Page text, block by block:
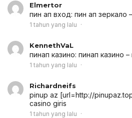
Elmertor
пин ап вход: пин ап зеркало
1 tahun yang lalu
KennethVaL
пинап казино: пинап казино –
1 tahun yang lalu
Richardneifs
pinup az [url=http://
casino giris
1 tahun yang lalu